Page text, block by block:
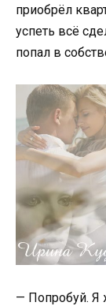
приобрёл
успеть всё
попал в
— Попробуй. Я